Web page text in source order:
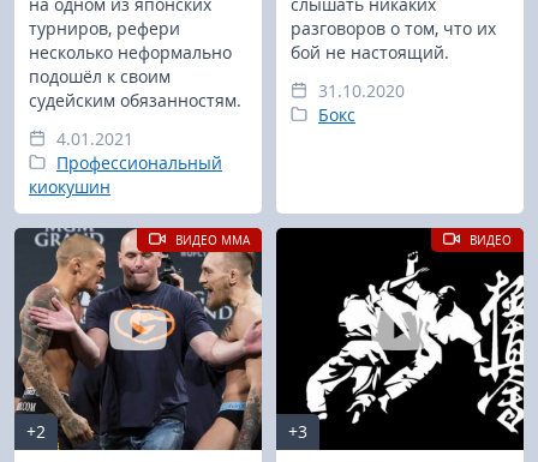
турниров, рефери
несколько неформально
подошёл к своим
судейским обязанностям.
4.01.2021
Профессиональный
киокушин
разговоров о том, что их
бой не настоящий.
31.10.2020
Бокс
+2
ВИДЕО MMA
+3
ВИДЕО